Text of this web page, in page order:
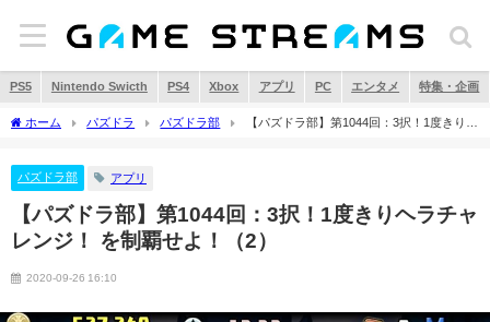
PS5 Nintendo Swicth PS4 Xbox アプリ PC エンタメ 特集・企画
ホーム パズドラ パズドラ部
【パズドラ部】第1044回：3択！1度きりヘ
パズドラ部 アプリ
【パズドラ部】第1044回：3択！1度きりヘラチャ
レンジ！ を制覇せよ！（2）
2020-09-26 16:10